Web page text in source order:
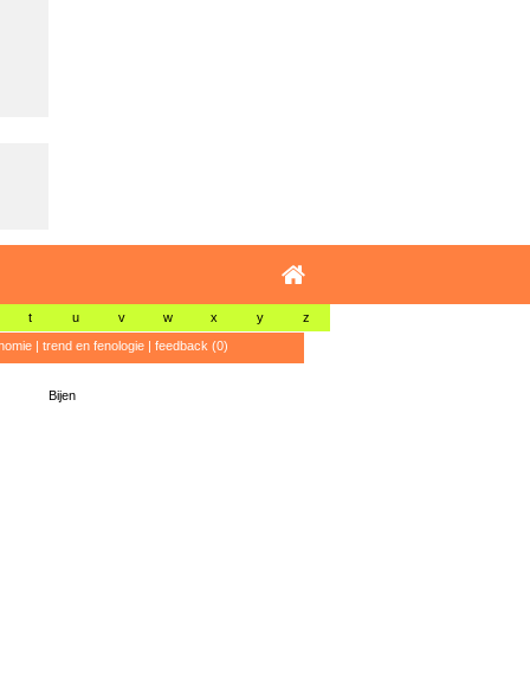
t u v w x y z
| trend en fenologie| feedback (0)
Bijen